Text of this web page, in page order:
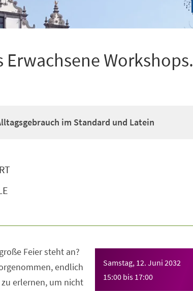
Workshops.
im Standard und Latein
Samstag, 12. Juni 2032
15:00 bis 17:00
Feier steht an?
endlich
erlernen, um nicht